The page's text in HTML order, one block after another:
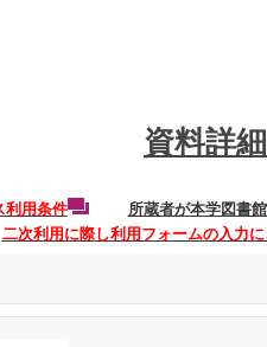
資料詳細
利用条件 所蔵者が本学図書
二次利用に際し利用フォームの入力に